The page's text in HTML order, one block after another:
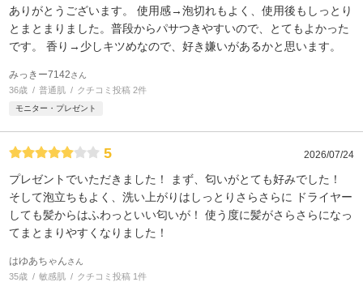
ありがとうございます。 使用感→泡切れもよく、使用後もしっとり
とまとまりました。普段からパサつきやすいので、とてもよかった
です。 香り→少しキツめなので、好き嫌いがあるかと思います。
みっきー7142さん
36歳 普通肌 クチコミ投稿 2件
モニター・プレゼント
5 2026/07/24
プレゼントでいただきました！ まず、匂いがとても好みでした！
そして泡立ちもよく、洗い上がりはしっとりさらさらに ドライヤー
しても髪からはふわっといい匂いが！ 使う度に髪がさらさらになっ
てまとまりやすくなりました！
はゆあちゃんさん
35歳 敏感肌 クチコミ投稿 1件